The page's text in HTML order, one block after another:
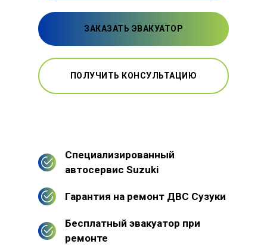
ЗАКАЗАТЬ ЭВАКУАТОР
ПОЛУЧИТЬ КОНСУЛЬТАЦИЮ
Специализированный
автосервис Suzuki
Гарантия на ремонт ДВС Сузуки
Бесплатный эвакуатор при
ремонте